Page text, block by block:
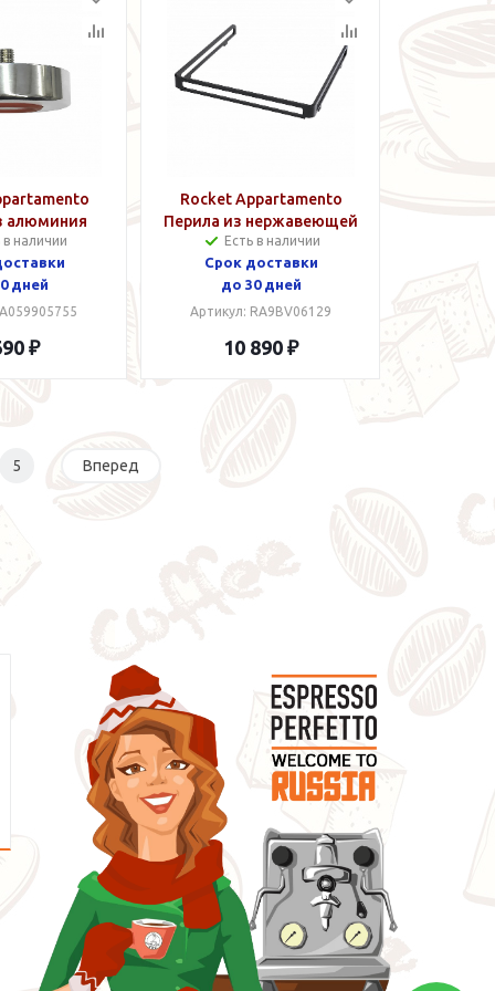
алюминия
в наличии
дней
₽
Rocket Appartamento
Перила из нержавеющей
стали
Есть в наличии
Срок доставки
до 30 дней
Артикул: RA9BV06129
10 890 ₽
5 Вперед